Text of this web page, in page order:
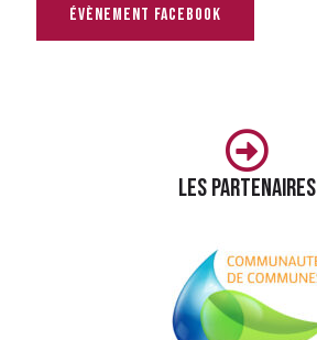
évènement facebook
Les partenaires